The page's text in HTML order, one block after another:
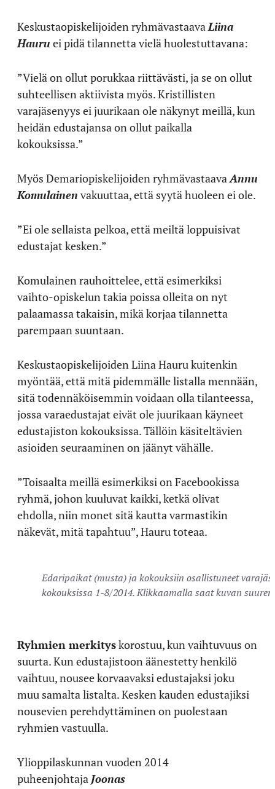
Keskustaopiskelijoiden ryhmävastaava Liina
Hauru ei pidä tilannetta vielä huolestuttavana:
”Vielä on ollut porukkaa riittävästi, ja se on ollut
suhteellisen aktiivista myös. Kristillisten
varajäsenyys ei juurikaan ole näkynyt meillä, kun
heidän edustajansa on ollut paikalla
kokouksissa.”
Myös Demariopiskelijoiden ryhmävastaava Annu
Komulainen vakuuttaa, että syytä huoleen ei ole.
”Ei ole sellaista pelkoa, että meiltä loppuisivat
edustajat kesken.”
Komulainen rauhoittelee, että esimerkiksi
vaihto-opiskelun takia poissa olleita on nyt
palaamassa takaisin, mikä korjaa tilannetta
parempaan suuntaan.
Keskustaopiskelijoiden Liina Hauru kuitenkin
myöntää, että mitä pidemmälle listalla mennään,
sitä todennäköisemmin voidaan olla tilanteessa,
jossa varaedustajat eivät ole juurikaan käyneet
edustajiston kokouksissa. Tällöin käsiteltävien
asioiden seuraaminen on jäänyt vähälle.
”Toisaalta meillä esimerkiksi on Facebookissa
ryhmä, johon kuuluvat kaikki, ketkä olivat
ehdolla, niin monet sitä kautta varmastikin
näkevät, mitä tapahtuu”, Hauru toteaa.
Edaripaikat (musta) ja kokouksiin osallistuneet
kokouksissa 1-8/2014. Klikkaamalla saat kuvan
Ryhmien merkityskorostuu, kun vaihtuvuus on
suurta. Kun edustajistoon äänestetty henkilö
vaihtuu, nousee korvaavaksi edustajaksi joku
muu samalta listalta. Kesken kauden edustajiksi
nousevien perehdyttäminen on puolestaan
ryhmien vastuulla.
Ylioppilaskunnan vuoden 2014
puheenjohtaja Joonas